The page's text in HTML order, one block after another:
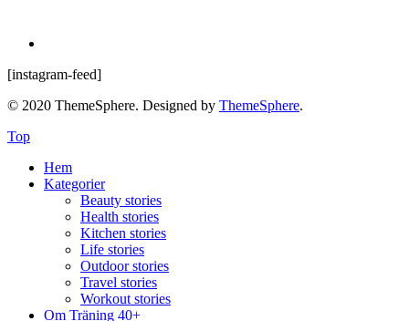
[instagram-feed]
© 2020 ThemeSphere. Designed by ThemeSphere.
Top
Hem
Kategorier
Beauty stories
Health stories
Kitchen stories
Life stories
Outdoor stories
Travel stories
Workout stories
Om Träning 40+